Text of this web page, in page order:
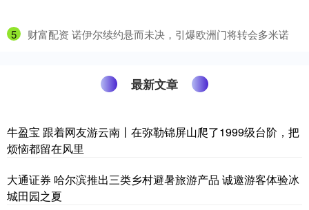
5 ​财富配资 诺伊尔续约悬而未决，引爆欧洲门将转会多米诺
最新文章
牛盈宝 跟着网友游云南丨在弥勒锦屏山爬了1999级台阶，把
烦恼都留在风里
大通证券 哈尔滨推出三类乡村避暑旅游产品 诚邀游客体验冰
城田园之夏